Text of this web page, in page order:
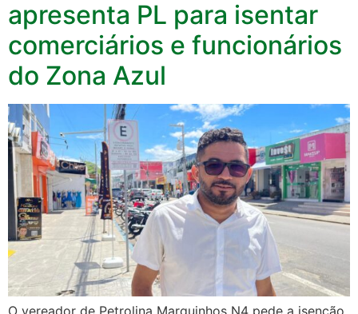
apresenta PL para isentar
comerciários e funcionários
do Zona Azul